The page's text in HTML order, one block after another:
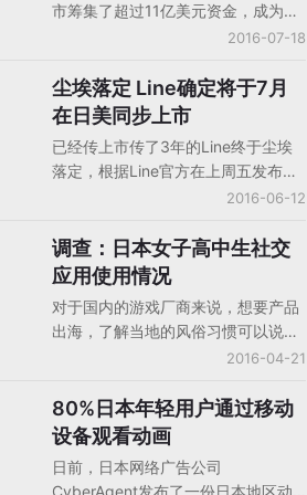
市筹集了超过11亿美元资金，成为
2016年内最大的科技业IPO。7月15
上市价格增长了33%；在东京交易
所，该公司股价上市当天最终为
4345日元，也比上市价格增长了
30%以上。Line原计划IPO的股价给
该公司估值为55亿美元，当日收盘之
后市值超过了73亿美元（约合489亿
忧，未来股价的持续增长仍不乐观。
2016-07-18
尘埃落定 Line确定将于7月
在日美同步上市
已经传上市传了3年的Line终于尘埃
落定，根据Line官方在上周五发布的
公告，已经确定在7月15日于东京证
交易所上市。而这次IPO交易对该公
司的估值将达到5880亿日元。Line
过去一年美国市场的新增用户仅1300
万，此次在纽交所上市后，也将有助
其长期拓展美国市场。
2016-06-12
调查：日本女子高中生社交
应用使用情况
对于国内的游戏厂商来说，想要产品
出海，了解当地的风俗习惯可以说是
非常必要的。特别是移动游戏团队，
清楚。此前appmarketinglabo发布
了日本女子高中生社交类应用使用情
况统计，或许能给手头有女性向游戏
的国内开发者提供一点帮助。
2016-04-21
80%日本年轻用户通过移动
设备观看动画
日前，日本网络广告公司
CyberAgent发布了一份日本地区动